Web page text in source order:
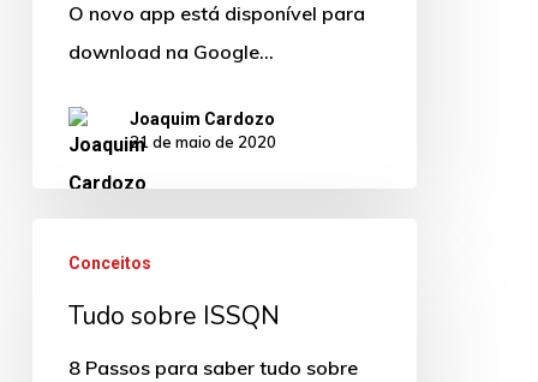
O novo app está disponível para
download na Google…
Joaquim Cardozo
21 de maio de 2020
sobre
ISSQN
Conceitos
Tudo sobre ISSQN
8 Passos para saber tudo sobre